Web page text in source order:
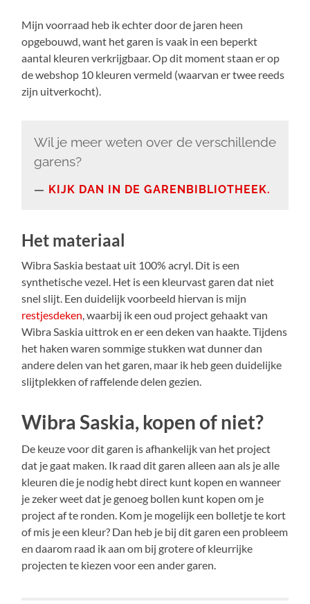
Mijn voorraad heb ik echter door de jaren heen
opgebouwd, want het garen is vaak in een beperkt
aantal kleuren verkrijgbaar. Op dit moment staan er op
de webshop 10 kleuren vermeld (waarvan er twee reeds
zijn uitverkocht).
Wil je meer weten over de verschillende
garens?
KIJK DAN IN DE GARENBIBLIOTHEEK.
Het materiaal
Wibra Saskia bestaat uit 100% acryl. Dit is een
synthetische vezel. Het is een kleurvast garen dat niet
snel slijt. Een duidelijk voorbeeld hiervan is mijn
restjesdeken, waarbij ik een oud project gehaakt van
Wibra Saskia uittrok en er een deken van haakte. Tijdens
het haken waren sommige stukken wat dunner dan
andere delen van het garen, maar ik heb geen duidelijke
slijtplekken of raffelende delen gezien.
Wibra Saskia, kopen of niet?
De keuze voor dit garen is afhankelijk van het project
dat je gaat maken. Ik raad dit garen alleen aan als je alle
kleuren die je nodig hebt direct kunt kopen en wanneer
je zeker weet dat je genoeg bollen kunt kopen om je
project af te ronden. Kom je mogelijk een bolletje te kort
of mis je een kleur? Dan heb je bij dit garen een probleem
en daarom raad ik aan om bij grotere of kleurrijke
projecten te kiezen voor een ander garen.